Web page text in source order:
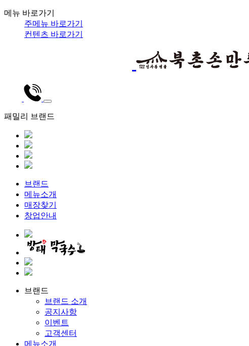
메뉴 바로가기
주메뉴 바로가기
컨텐츠 바로가기
패밀리 브랜드
브랜드
메뉴소개
매장찾기
창업안내
브랜드
브랜드 소개
공지사항
이벤트
고객센터
메뉴소개